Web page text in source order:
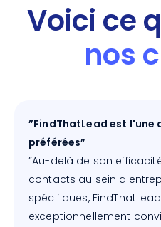
Voici ce
nos
”FindThatLead est
préférées”
”Au-delà de son
contacts au sein
spécifiques,
exceptionnellement